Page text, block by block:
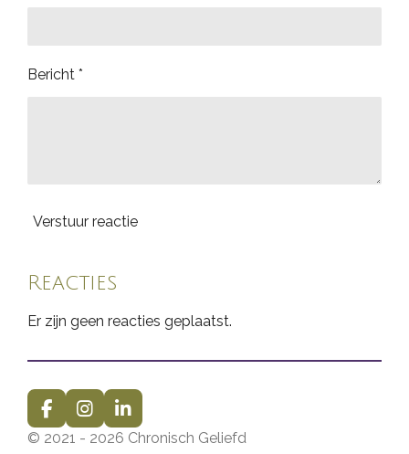
Bericht *
Verstuur reactie
Reacties
Er zijn geen reacties geplaatst.
F
a
I
n
L
i
© 2021 - 2026 Chronisch Geliefd